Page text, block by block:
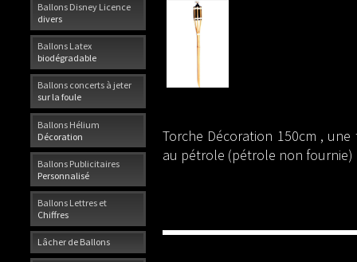
Ballons Disney Licence
divers
Ballons Latex
biodégradable
Ballons concerts à jeter
sur la foule
Ballons Hélium
Décoration
Ballons Publicitaires
Personnalisé
Ballons Lettres et
Chiffres
Lâcher de Ballons
Torche Décoration 150cm ,
au pétrole (pétrole non fournie)